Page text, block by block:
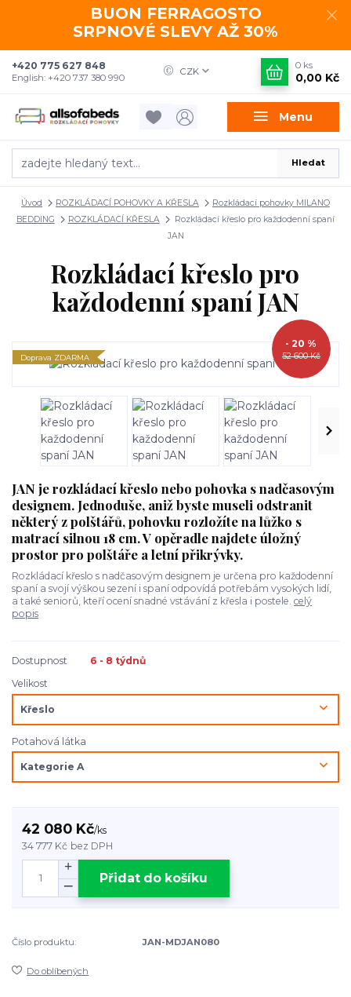
BUON FERRAGOSTO
SRPNOVÉ SLEVY AŽ 30%
Menu
CZK
Hledat
+420 775 627 848
English: +420 737 380 990
0 ks
0,00 Kč
Úvod ROZKLÁDACÍ POHOVKY A KŘESLA
Rozkládací pohovky MILANO
BEDDING
ROZKLÁDACÍ KŘESLA
Rozkládací křeslo pro každodenní spaní
JAN
Rozkládací křeslo pro
každodenní spaní JAN
Doprava ZDARMA 52 600 Kč
- 20 %
JAN je rozkládací křeslo nebo pohovka s nadčasovým
designem. Jednoduše, aniž byste museli odstranit
některý z polštářů, pohovku rozložíte na lůžko s
matrací silnou 18 cm. V opěradle najdete úložný
prostor pro polštáře a letní přikrývky.
Rozkládací křeslo s nadčasovým designem je určena pro každodenní
spaní a svojí výškou sezení i spaní odpovídá potřebám vysokých lidí,
a také seniorů, kteří ocení snadné vstávání z křesla i postele. celý
popis
Dostupnost
6 - 8 týdnů
Velikost
Potahová látka
42 080 Kč/ks
34 777 Kč bez DPH
Přidat do košíku
Číslo produktu: JAN-MDJAN080
Do oblíbených